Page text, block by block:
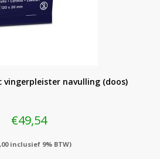
vingerpleister navulling (doos)
€49,54
inclusief 9% BTW)